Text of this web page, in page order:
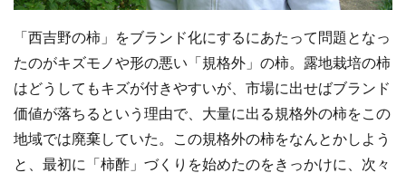
「西吉野の柿」をブランド化にするにあたって問題となっ
たのがキズモノや形の悪い「規格外」の柿。露地栽培の柿
はどうしてもキズが付きやすいが、市場に出せばブランド
価値が落ちるという理由で、大量に出る規格外の柿をこの
地域では廃棄していた。この規格外の柿をなんとかしよう
と、最初に「柿酢」づくりを始めたのをきっかけに、次々